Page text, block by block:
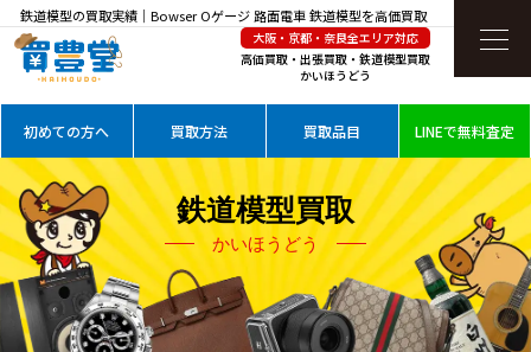
鉄道模型の買取実績｜Bowser Oゲージ 路面電車 鉄道模型を高価買取
大阪・京都・奈良全エリア対応
高価買取・出張買取・鉄道模型買取
かいほうどう
初めての方へ 買取方法 買取品目 LINEで無料査定
鉄道模型買取
かいほうどう